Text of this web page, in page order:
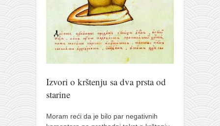
porodične priče
umesto tvitera
kalendar srpski
azbuki i knjige
najnovije na blogu
moje beleške
istorija karatea
Izvori o krštenju sa dva prsta od
starine
Moram reći da je bilo par negativnih